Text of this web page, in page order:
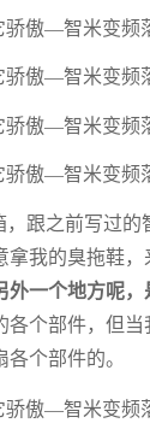
跟之前写过的
我的臭拖鞋
外一个地方呢
个部件，但
个部件的。